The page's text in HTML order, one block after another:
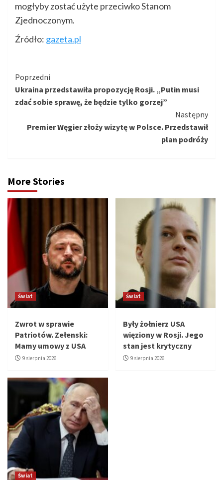
mogłyby zostać użyte przeciwko Stanom
Zjednoczonym.
Źródło: gazeta.pl
Kontynuuj
czytanie
Poprzedni
Ukraina przedstawiła propozycję Rosji. „Putin musi
zdać sobie sprawę, że będzie tylko gorzej”
Następny
Premier Węgier złoży wizytę w Polsce. Przedstawił
plan podróży
More Stories
Świat
Zwrot w sprawie
Patriotów. Zełenski:
Mamy umowy z USA
9 sierpnia 2026
Świat
Były żołnierz USA
więziony w Rosji. Jego
stan jest krytyczny
9 sierpnia 2026
Świat